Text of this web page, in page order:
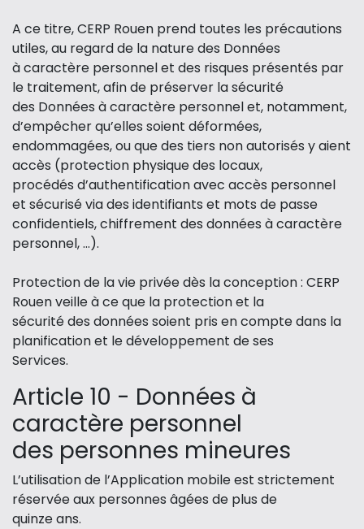
A ce titre, CERP Rouen prend toutes les précautions
utiles, au regard de la nature des Données
à caractère personnel et des risques présentés par
le traitement, afin de préserver la sécurité
des Données à caractère personnel et, notamment,
d’empêcher qu’elles soient déformées,
endommagées, ou que des tiers non autorisés y aient
accès (protection physique des locaux,
procédés d’authentification avec accès personnel
et sécurisé via des identifiants et mots de passe
confidentiels, chiffrement des données à caractère
personnel, …).
Protection de la vie privée dès la conception : CERP
Rouen veille à ce que la protection et la
sécurité des données soient pris en compte dans la
planification et le développement de ses
Services.
Article 10 - Données à
caractère personnel
des personnes mineures
L’utilisation de l’Application mobile est strictement
réservée aux personnes âgées de plus de
quinze ans.